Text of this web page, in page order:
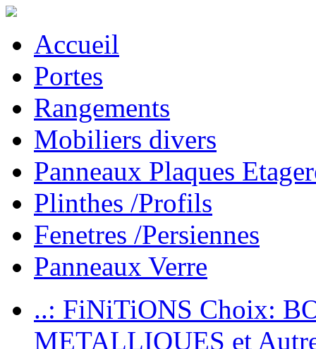
Accueil
Portes
Rangements
Mobiliers divers
Panneaux Plaques
Plinthes /Profils
Fenetres /Persiennes
Panneaux Verre
..: FiNiTiONS Choix:
METALLIQUES et